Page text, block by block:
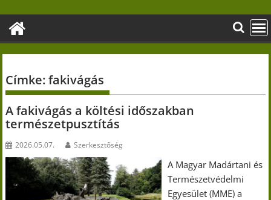
content
Címke:fakivágás
A fakivágás a költési időszakban
természetpusztítás
2026.05.07. Szerkesztőség
A Magyar Madártani és
Természetvédelmi
Egyesület (MME) a